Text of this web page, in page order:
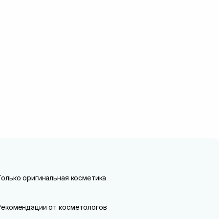
оригинальная косметика
от косметологов